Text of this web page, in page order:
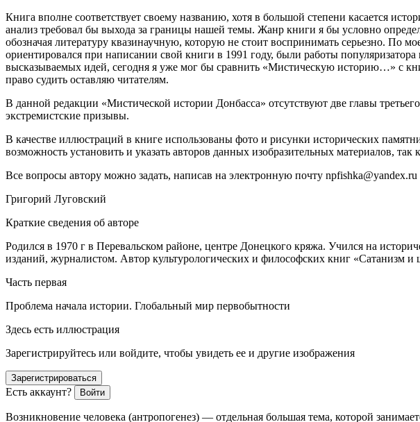
Книга вполне соответствует своему названию, хотя в большой степени касается
анализ требовал бы выхода за границы нашей темы. Жанр книги я бы условно
обозначая литературу квазинаучную, которую не стоит воспринимать серьезно. По
ориентировался при написании свой книги в 1991 году, были работы
высказываемых идей, сегодня я уже мог бы сравнить «Мистическую историю…» с
право судить оставляю читателям.
В данной редакции «Мистической истории Донбасса» отсутствуют две главы
экстремистские призывы.
В качестве иллюстраций в книге использованы фото и рисунки исторических
возможность установить и указать авторов данных изобразительных материалов,
Все вопросы автору можно задать, написав на электронную почту npfishka@yandex.ru
Григорий Луговский
Краткие сведения об авторе
Родился в 1970 г в Перевальском районе, центре Донецкого кряжа. Учился на
изданий, журналистом. Автор культурологических и философских книг «Сатанизм
Часть первая
Проблема начала истории. Глобальный мир первобытности
Здесь есть иллюстрация
Зарегистрируйтесь или войдите, чтобы увидеть ее и другие изображения
Зарегистрироваться
Есть аккаунт? Войти
Возникновение человека (антропогенез) — отдельная большая тема, которой